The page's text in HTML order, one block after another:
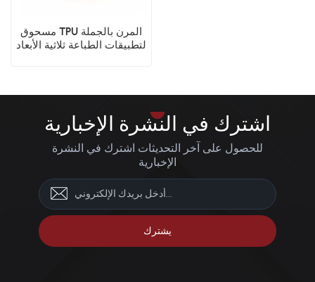
مسحوق TPU المرن بالجملة
لتطبيقات الطباعة ثلاثية الأبعاد
اشترك في النشرة الإخبارية
للحصول على آخر التحديثات اشترك في النشرة
الإخبارية